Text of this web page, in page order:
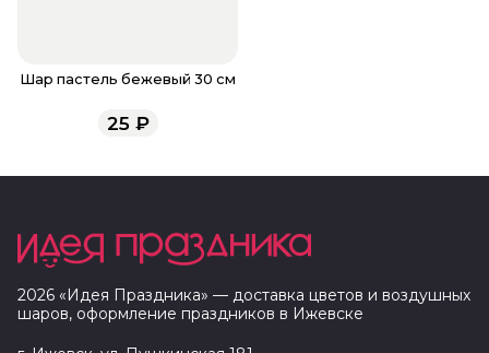
Шар пастель бежевый 30 см
25₽
2026 «Идея Праздника» — доставка цветов и воздушных
шаров, оформление праздников в Ижевске